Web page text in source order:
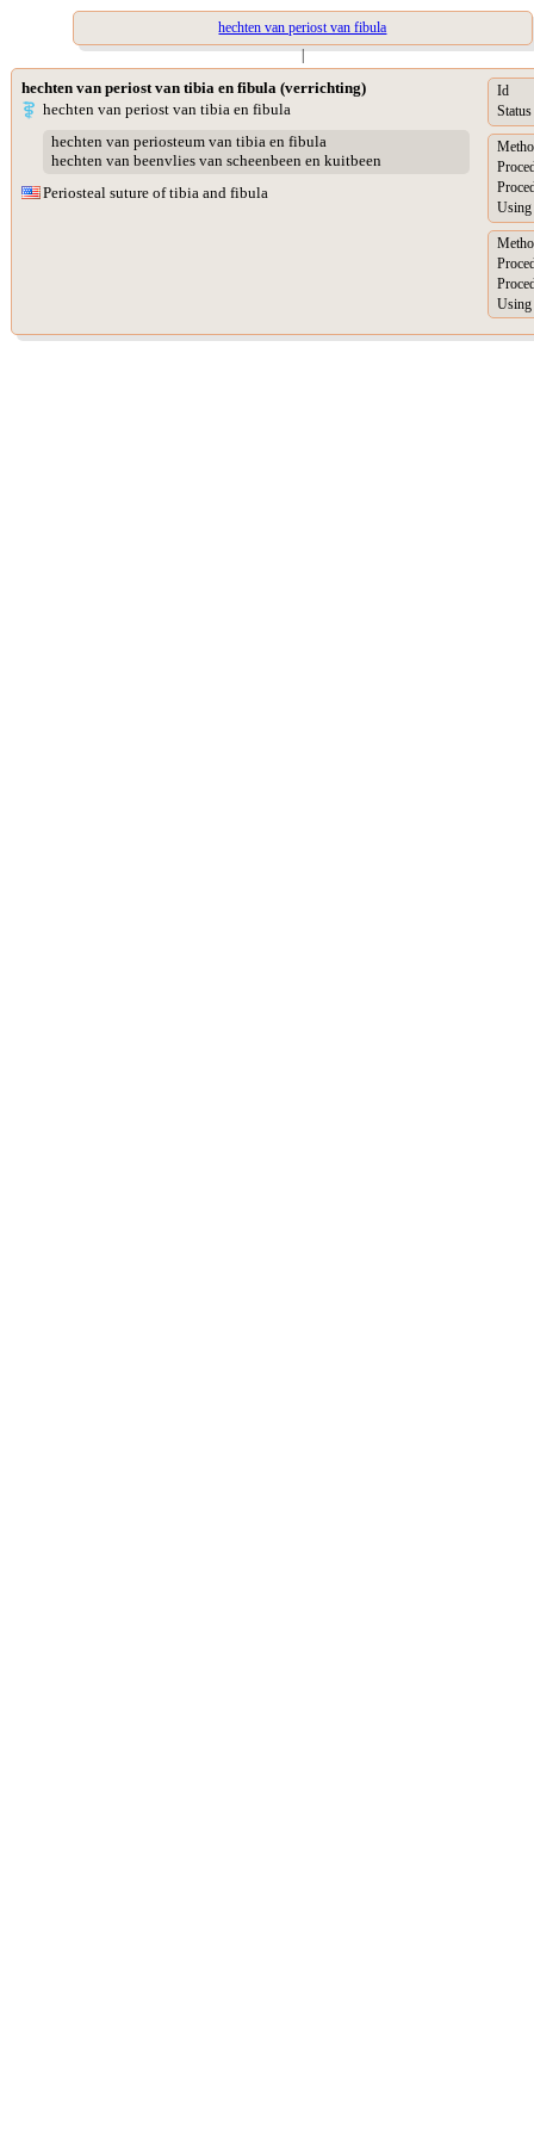
hechten van periost van fibula
|
hechten van periost van tibia en fibula (verrichting)
hechten van periost van tibia en fibula
hechten van periosteum van tibia en fibula
hechten van beenvlies van scheenbeen en kuitbeen
Periosteal suture of tibia and fibula
Id
Status
Using
Using